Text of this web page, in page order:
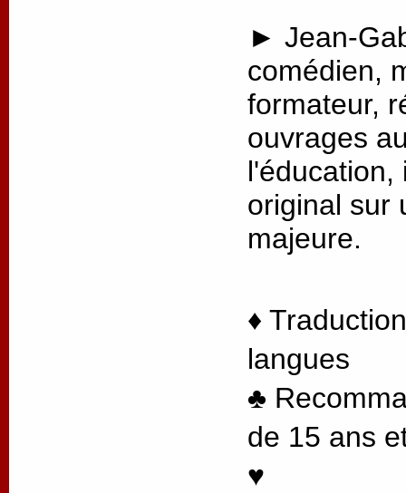
► Jean-
comédien,
formateur,
ouvrages
l'éducation,
original sur
majeure.
♦
langues
♣
de 15 ans
♥